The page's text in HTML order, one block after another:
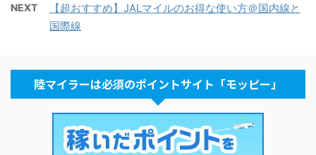
NEXT
【超おすすめ】JALマイルのお得な使い方＠国内線と
国際線
陸マイラーは必須のポイントサイト「モッピー」